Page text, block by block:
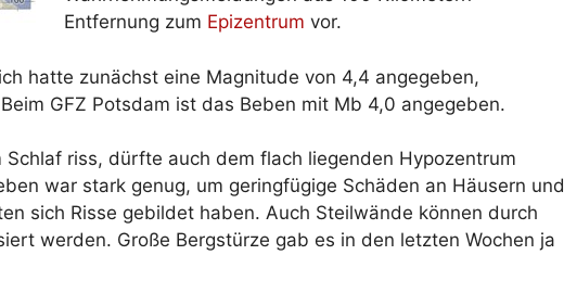
Entfernung zum Epizentrum vor.
hatte zunächst eine Magnitude von 4,4 angegeben,
GFZ Potsdam ist das Beben mit Mb 4,0 angegeben.
Schlaf riss, dürfte auch dem flach liegenden Hypozentrum
war stark genug, um geringfügige Schäden an Häusern und
sich Risse gebildet haben. Auch Steilwände können durch
werden. Große Bergstürze gab es in den letzten Wochen ja